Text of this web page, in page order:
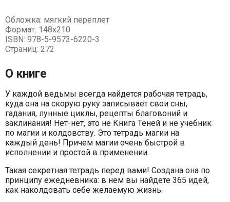
Обложка: мягкий переплет
Формат: 148x210
ISBN: 978-5-9573-6220-3
Страниц: 272
О книге
У каждой ведьмы всегда найдется рабочая тетрадь,
куда она на скорую руку записывает свои сны,
гадания, лунные циклы, рецепты благовоний и
заклинания! Нет-нет, это не Книга Теней и не учебник
по магии и колдовству. Это тетрадь магии на
каждый день! Причем магии очень быстрой в
исполнении и простой в применении.
Такая секретная тетрадь перед вами! Создана она по
принципу ежедневника: в нем вы найдете 365 идей,
как наколдовать себе желаемую жизнь.